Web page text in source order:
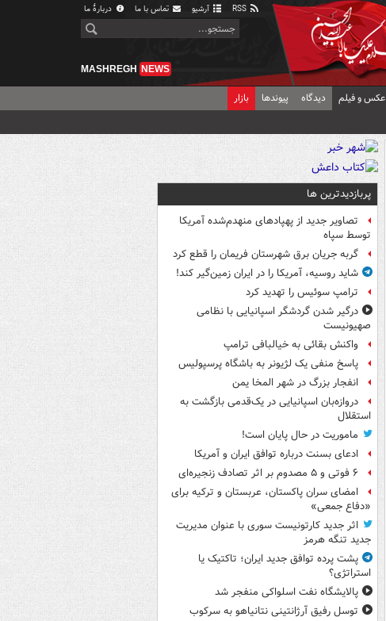
آرشیو تماس با ما دربارهٔ ما
MASHREGH NEWS
عکس و فیلم دیدگاه پیوندها بازار
پربازدیدترین ها
تصاویر جدید از پهپادهای منهدم‌شده آمریکا
توسط سپاه
گربه جریان برق شهرستان فریمان را قطع کرد
شاید روسیه، آمریکا را در ایران زمین‌گیر کند!
ترامپ سوئیس را تهدید کرد
درگیر شدن گردشگر اسپانیایی با نظامی
صهیونیست
واکنش بقائی به خیالبافی ترامپ
پاسخ منفی یک لژیونر به باشگاه پرسپولیس
انفجار بزرگ در شهر المخا یمن
دروازه‌بان اسپانیایی در یک‌قدمی بازگشت به
استقلال
ماموریت در حال پایان است!
ادعای بسنت درباره توافق ایران و آمریکا
۶ فوتی و ۵ مصدوم بر اثر تصادف زنجیره‌ای
امضای سران پاکستان، عربستان و ترکیه برای
«دفاع جمعی»
اثر جدید کارتونیست سوری با عنوان مدیریت
جدید تنگه هرمز
پشت پرده توافق جدید ایران؛ تاکتیک یا
استراتژی؟
پالایشگاه نفت اسلواکی منفجر شد
توسل رفیق آرژانتینی نتانیاهو به سرکوب